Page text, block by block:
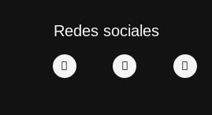
Redes sociales